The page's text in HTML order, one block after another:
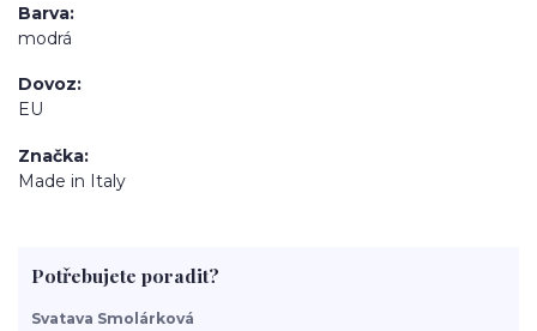
Barva
modrá
Dovoz
EU
Značka
Made in Italy
Potřebujete poradit?
Svatava Smolárková